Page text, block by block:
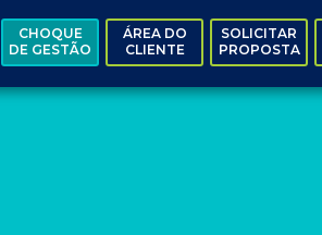
SOLICITAR
PROPOSTA
ÁREA DO
CLIENTE
CHOQUE
DE GESTÃO